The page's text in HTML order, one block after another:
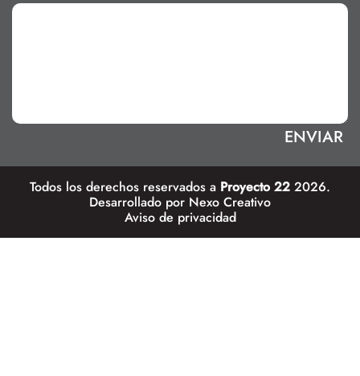
Todos los derechos reservados a Proyecto 22 2026.
Desarrollado por Nexo Creativo
Aviso de privacidad